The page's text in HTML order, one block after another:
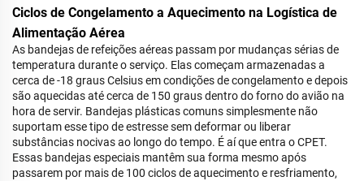
Ciclos de Congelamento a Aquecimento na Logística de
Alimentação Aérea
As bandejas de refeições aéreas passam por mudanças sérias de
temperatura durante o serviço. Elas começam armazenadas a
cerca de -18 graus Celsius em condições de congelamento e depois
são aquecidas até cerca de 150 graus dentro do forno do avião na
hora de servir. Bandejas plásticas comuns simplesmente não
suportam esse tipo de estresse sem deformar ou liberar
substâncias nocivas ao longo do tempo. É aí que entra o CPET.
Essas bandejas especiais mantêm sua forma mesmo após
passarem por mais de 100 ciclos de aquecimento e resfriamento,